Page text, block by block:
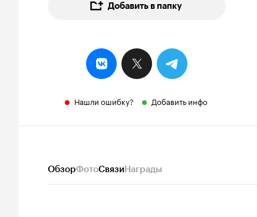
Добавить в папку
Нашли ошибку? Добавить инфо
ОбзорФотоСвязиНаграды